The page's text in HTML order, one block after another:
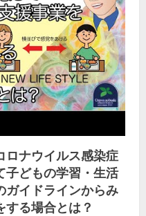
ロナウイルス感染症
子どもの学習・生活
ガイドラインからみ
る場合とは？